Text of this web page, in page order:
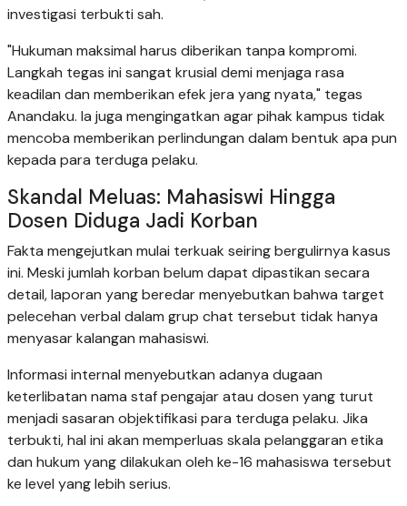
investigasi terbukti sah.
"Hukuman maksimal harus diberikan tanpa kompromi.
Langkah tegas ini sangat krusial demi menjaga rasa
keadilan dan memberikan efek jera yang nyata," tegas
Anandaku. Ia juga mengingatkan agar pihak kampus tidak
mencoba memberikan perlindungan dalam bentuk apa pun
kepada para terduga pelaku.
Skandal Meluas: Mahasiswi Hingga
Dosen Diduga Jadi Korban
Fakta mengejutkan mulai terkuak seiring bergulirnya kasus
ini. Meski jumlah korban belum dapat dipastikan secara
detail, laporan yang beredar menyebutkan bahwa target
pelecehan verbal dalam grup chat tersebut tidak hanya
menyasar kalangan mahasiswi.
Informasi internal menyebutkan adanya dugaan
keterlibatan nama staf pengajar atau dosen yang turut
menjadi sasaran objektifikasi para terduga pelaku. Jika
terbukti, hal ini akan memperluas skala pelanggaran etika
dan hukum yang dilakukan oleh ke-16 mahasiswa tersebut
ke level yang lebih serius.